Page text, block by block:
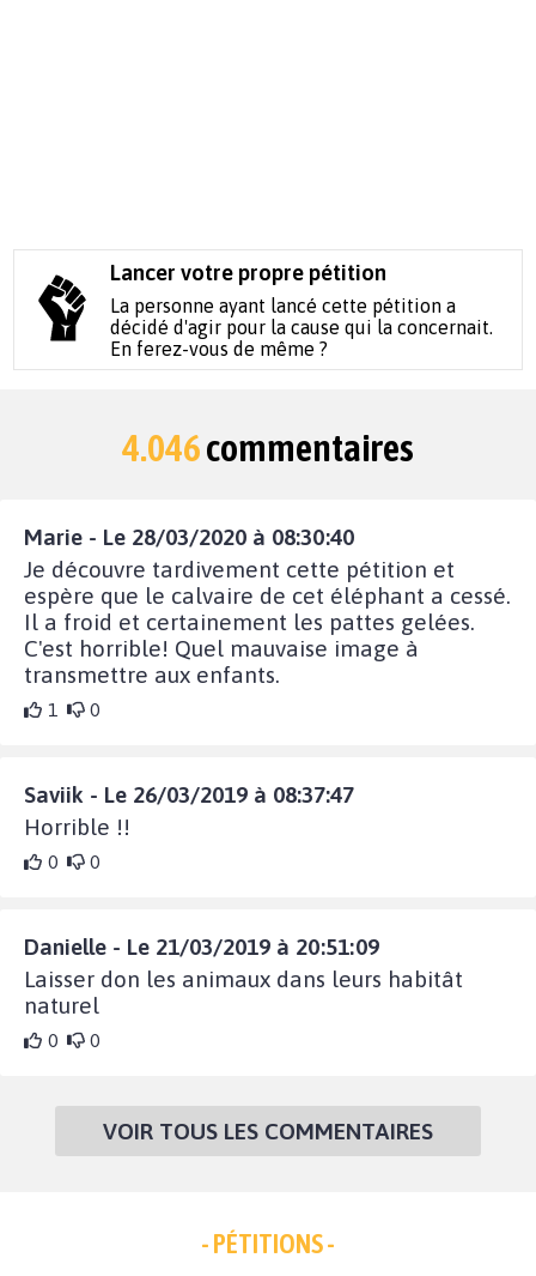
Lancer votre propre pétition
La personne ayant lancé cette pétition a
décidé d'agir pour la cause qui la concernait.
En ferez-vous de même ?
4.046commentaires
Marie - Le 28/03/2020 à 08:30:40
Je découvre tardivement cette pétition et
espère que le calvaire de cet éléphant a cessé.
Il a froid et certainement les pattes gelées.
C'est horrible! Quel mauvaise image à
transmettre aux enfants.
1 0
Saviik - Le 26/03/2019 à 08:37:47
Horrible !!
0 0
Danielle - Le 21/03/2019 à 20:51:09
Laisser don les animaux dans leurs habitât
naturel
0 0
VOIR TOUS LES COMMENTAIRES
- PÉTITIONS -